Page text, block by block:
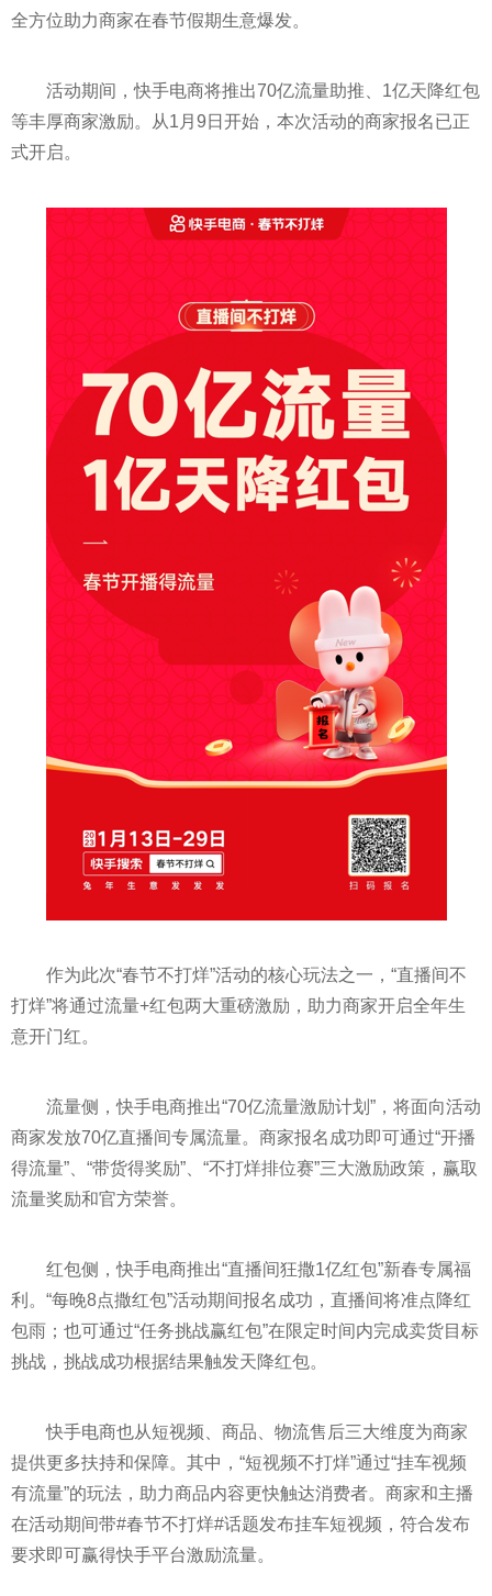
全方位助力商家在春节假期生意爆发。
活动期间，快手电商将推出70亿流量助推、1亿天降红包
等丰厚商家激励。从1月9日开始，本次活动的商家报名已正
式开启。
作为此次“春节不打烊”活动的核心玩法之一，“直播间不
打烊”将通过流量+红包两大重磅激励，助力商家开启全年生
意开门红。
流量侧，快手电商推出“70亿流量激励计划”，将面向活动
商家发放70亿直播间专属流量。商家报名成功即可通过“开播
得流量”、“带货得奖励”、“不打烊排位赛”三大激励政策，赢取
流量奖励和官方荣誉。
红包侧，快手电商推出“直播间狂撒1亿红包”新春专属福
利。“每晚8点撒红包”活动期间报名成功，直播间将准点降红
包雨；也可通过“任务挑战赢红包”在限定时间内完成卖货目标
挑战，挑战成功根据结果触发天降红包。
快手电商也从短视频、商品、物流售后三大维度为商家
提供更多扶持和保障。其中，“短视频不打烊”通过“挂车视频
有流量”的玩法，助力商品内容更快触达消费者。商家和主播
在活动期间带#春节不打烊#话题发布挂车短视频，符合发布
要求即可赢得快手平台激励流量。